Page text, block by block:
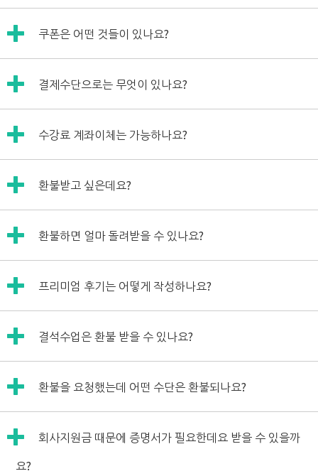
수강생분들에게 수강료를 10%할인해드리고 있습니다.
쿠폰이란 수강 신청 시 수강료를 할인받으실 수 있는 것 입니
다.
쿠폰은 어떤 것들이 있나요?
*카카오톡 이벤트쿠폰 : 1,000원
윌메이트 카카오에 "쿠폰주세요"라는 말과 윌메이트 회원ID
를 보내서 받는 쿠폰입니다.
*결석 쿠폰 : 1,000원
수업을 결석한 경우 지급되는 쿠폰입니다.
*수강후기쿠폰 : 4주 수업 1,000원 / 12주 수업 5,000원
신청한 수업이 절반이상 진행된 후 수강후기를 작성하여 받는
쿠폰입니다.
*프리미엄 수강후기 쿠폰 : 1,000원~10,000원(마이페이지
쿠폰함 메뉴 참조)
수업 담당강사님께 프리미엄 수강후기를 작성하여 받는 쿠폰
입니다.
는 것을 제보하여 받는 쿠폰입니다.
윌메이트 사이트 이용 간에 오류 및 사이트 내 오탈자를 제보
결제수단으로는 무엇이 있나요?
"카드결제", "가상계좌 결제", "계좌이체" 총 3가지가 있습니
다.
모바일로 장바구니 접속시에는 카드결제만 가능하며, PC로
접속시에는 카드결제와 가상계좌결제 2가지를 이용하실 수
있니다.
계좌이체를 원하실 경우에는 아래 계좌에 수강료를 입금해주
시기 바라며, 입금자명은 꼭 윌메이트 아이디로 해주시기 바
랍니다.
신한은행 110-528-310510 윌메이트
입금자명은 꼭 "윌메이트 아이디"로 해주시기 바랍니다
수강료 계좌이체는 가능하나요?
신한은행 110-528-310510 윌메이트
입금자명과 수강신청자명이 일치해야합니다!^^
환불받고 싶은데요?
환불요청은 “마이페이지-각종변경요청-수업취소/환불요
청”을 통해 진행하실 수 있습니다.
환불처리에는 1~3일 소요될 수 있습니다.
환불하면 얼마 돌려받을 수 있나요?
환불받으실 금액은 수강신청 시 결제하신 금액을 수업횟수로
나누어서 산출된 1회당 수강료에 남은 수업을 곱한 금액입니
다.
프리미엄 후기는 어떻게 작성하나요?
프리미엄 수강후기는 카카오 고객센터로 아래 세 가지를 보내
주세요.
1) 사진(편집하지 않은 원본)
2) 후기내용
3) 강사님 성함(여러명 가능)
프리미엄 수강후기는 증명서(합격증, 입사 및 입학증명서 등)
사진만 보내는경우와,
증명서와 함께 회원님의 얼굴(증명서상의 얼굴 말고 실제얼
결석수업은 환불 받을 수 있나요?
결석수업은 환불되지 않습니다.
사전에 보강요청하지 않은 결석수업은 수업을 받은 것으로 간
주됩니다.
결석한 수업은 결석쿠폰으로 전환하시어 다음 수강신청시 수
강료 할인 받으시기 바랍니다.
환불을 요청했는데 어떤 수단은 환불되나요?
환불수단은,
회원님께서 결제하실 때 사용하신 수단(카드, 계좌이체)과 동
일한 수단으로 환불됩니다.
회사지원금 때문에 증명서가 필요한데요 받을 수 있을까
요?